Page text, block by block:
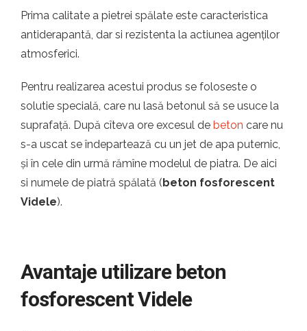
Prima calitate a pietrei spălate este caracteristica
antiderapantă, dar si rezistenta la actiunea agenților
atmosferici.
Pentru realizarea acestui produs se foloseste o
solutie specială, care nu lasă betonul să se usuce la
suprafață. După cîteva ore excesul de beton care nu
s-a uscat se îndepartează cu un jet de apa puternic,
și în cele din urmă rămîne modelul de piatra. De aici
si numele de piatră spălată (beton fosforescent
Videle).
Avantaje utilizare beton
fosforescent Videle